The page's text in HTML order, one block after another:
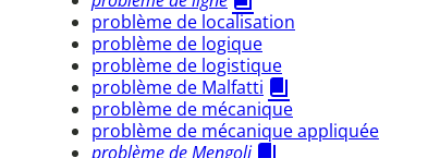
problème de localisation
problème de logique
problème de logistique
problème de Malfatti
problème de mécanique
problème de mécanique appliquée
problème de Mengoli